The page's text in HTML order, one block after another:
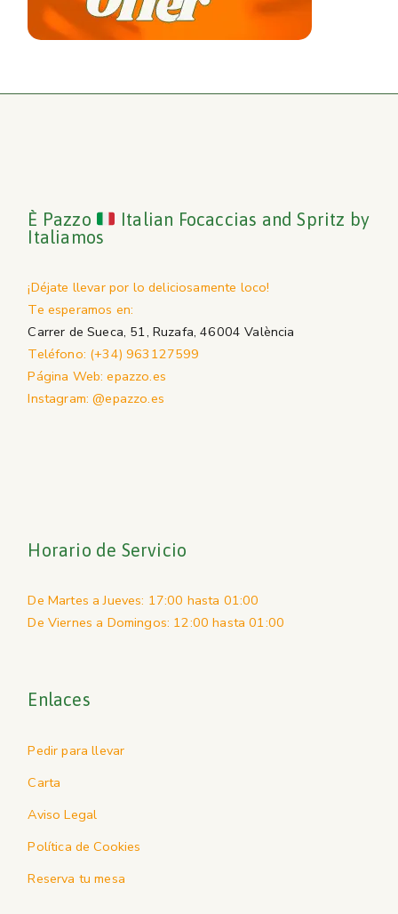
È Pazzo
Italian Focaccias and Spritz by
Italiamos
¡Déjate llevar por lo deliciosamente loco!
Te esperamos en:
Carrer de Sueca, 51, Ruzafa, 46004 València
Teléfono: (+34) 963127599
Página Web: epazzo.es
Instagram: @epazzo.es
Horario de Servicio
De Martes a Jueves: 17:00 hasta 01:00
De Viernes a Domingos: 12:00 hasta 01:00
Enlaces
Pedir para llevar
Carta
Aviso Legal
Política de Cookies
Reserva tu mesa